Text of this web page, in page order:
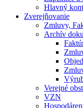
Hlavný
Zverejňovanie
Zmluvy,
Archív
Verejné
VZN